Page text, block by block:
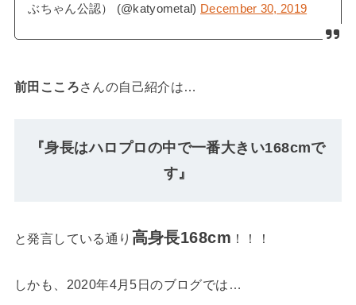
ぶちゃん公認） (@katyometal) December 30, 2019
前田こころさんの自己紹介は…
『身長はハロプロの中で一番大きい168cmで
す』
と発言している通り 高身長168cm ！！！
しかも、2020年4月5日のブログでは…